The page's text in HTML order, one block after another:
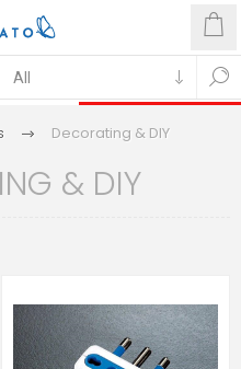
Decorating & DIY
& DIY